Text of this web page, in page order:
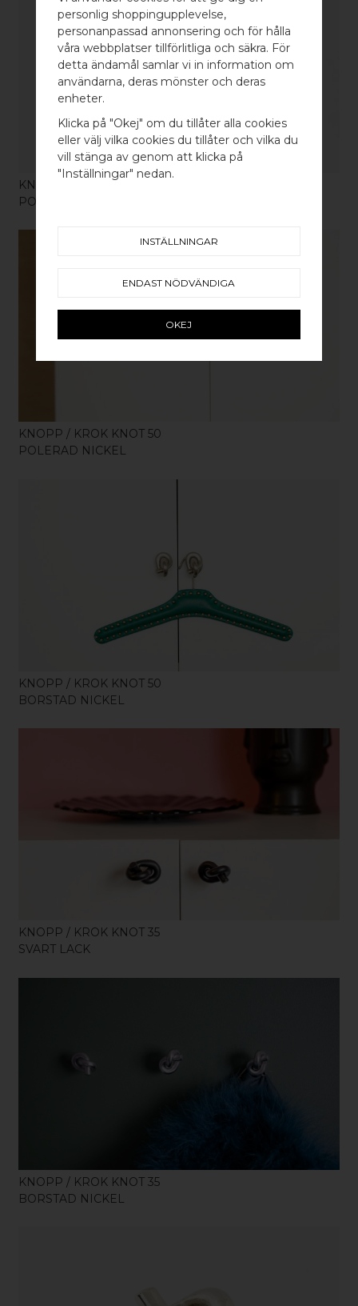
WELCOME TO
BB SWEDEN HARDWARE
Välj land / Choose country
KÖP
KNOPP / KROK KNOT 50
POLERAD MÄSSING
KÖP
KNOPP / KROK KNOT 50
POLERAD NICKEL
KÖP
KNOPP / KROK KNOT 50
BORSTAD NICKEL
KÖP
KNOPP / KROK KNOT 35
SVART LACK
KÖP
KNOPP / KROK KNOT 35
BORSTAD NICKEL
personlig shoppingupplevelse,
personanpassad annonsering och för hålla
våra webbplatser tillförlitliga och säkra. För
detta ändamål samlar vi in information om
användarna, deras mönster och deras
enheter.
Klicka på "Okej" om du tillåter alla cookies
eller välj vilka cookies du tillåter och vilka du
vill stänga av genom att klicka på
"Inställningar" nedan.
INSTÄLLNINGAR
ENDAST NÖDVÄNDIGA
OKEJ